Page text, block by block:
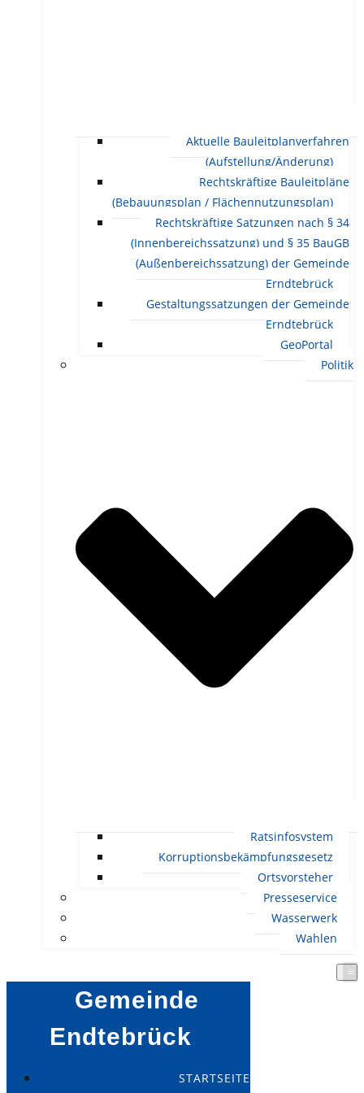
Aktuelle Bauleitplanverfahren
(Aufstellung/Änderung)
Rechtskräftige Bauleitpläne
(Bebauungsplan / Flächennutzungsplan)
Rechtskräftige Satzungen nach § 34
(Innenbereichssatzung) und § 35 BauGB
(Außenbereichssatzung) der Gemeinde
Erndtebrück
Gestaltungssatzungen der Gemeinde
Erndtebrück
GeoPortal
Politik
Ratsinfosystem
Korruptionsbekämpfungsgesetz
Ortsvorsteher
Presseservice
Wasserwerk
Wahlen
Gemeinde
Endtebrück
STARTSEITE